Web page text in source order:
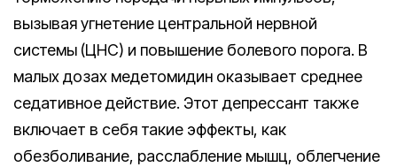
вызывая угнетение центральной нервной
системы (ЦНС) и повышение болевого порога. В
малых дозах медетомидин оказывает среднее
седативное действие. Этот депрессант также
включает в себя такие эффекты, как
обезболивание, расслабление мышц, облегчение